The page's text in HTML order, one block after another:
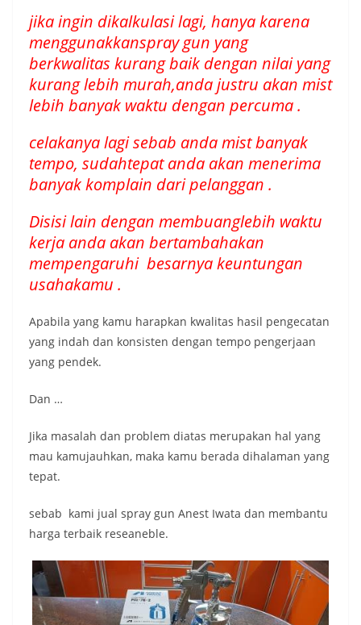
jika ingin dikalkulasi lagi, hanya karena
menggunakkanspray gun yang
berkwalitas kurang baik dengan nilai yang
kurang lebih murah,anda justru akan mist
lebih banyak waktu dengan percuma .
celakanya lagi sebab anda mist banyak
tempo, sudahtepat anda akan menerima
banyak komplain dari pelanggan .
Disisi lain dengan membuanglebih waktu
kerja anda akan bertambahakan
mempengaruhi besarnya keuntungan
usahakamu .
Apabila yang kamu harapkan kwalitas hasil pengecatan
yang indah dan konsisten dengan tempo pengerjaan
yang pendek.
Dan …
Jika masalah dan problem diatas merupakan hal yang
mau kamujauhkan, maka kamu berada dihalaman yang
tepat.
sebab kami jual spray gun Anest Iwata dan membantu
harga terbaik reseaneble.